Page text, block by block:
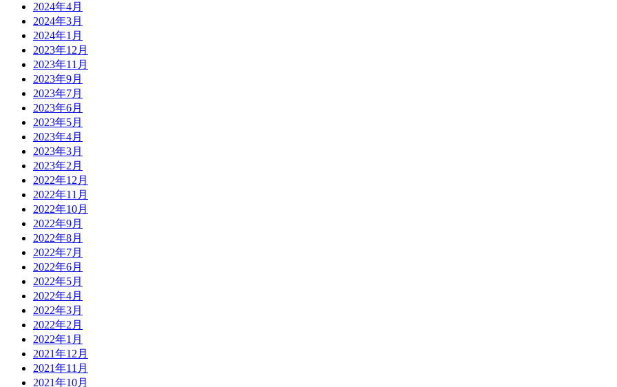
2024年4月
2024年3月
2024年1月
2023年12月
2023年11月
2023年9月
2023年7月
2023年6月
2023年5月
2023年4月
2023年3月
2023年2月
2022年12月
2022年11月
2022年10月
2022年9月
2022年8月
2022年7月
2022年6月
2022年5月
2022年4月
2022年3月
2022年2月
2022年1月
2021年12月
2021年11月
2021年10月